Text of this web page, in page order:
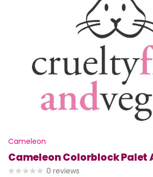
Cameleon
Cameleon Colorblock Palet
0 reviews